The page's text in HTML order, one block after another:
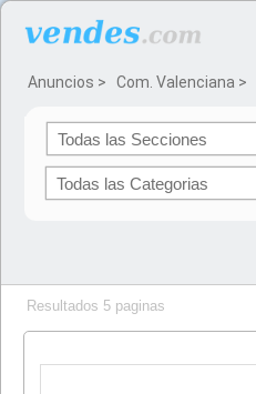
Anuncios > Com. Valenciana >
Resultados 5 paginas